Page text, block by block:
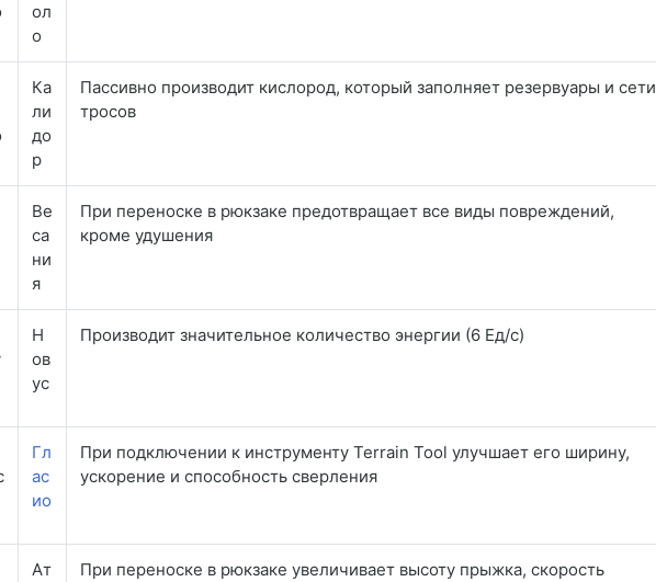
ол
о
Ка
ли
до
р
Пассивно производит кислород, который заполняет резервуары и сети
тросов
Ве
са
ни
я
При переноске в рюкзаке предотвращает все виды повреждений,
кроме удушения
Н
ов
ус
Производит значительное количество энергии (6 Ед/с)
Гл
ас
ио
При подключении к инструменту Terrain Tool улучшает его ширину,
ускорение и способность сверления
Ат
При переноске в рюкзаке увеличивает высоту прыжка, скорость